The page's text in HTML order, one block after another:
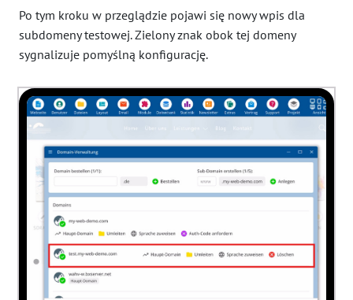
Po tym kroku w przeglądzie pojawi się nowy wpis dla
subdomeny testowej. Zielony znak obok tej domeny
sygnalizuje pomyślną konfigurację.